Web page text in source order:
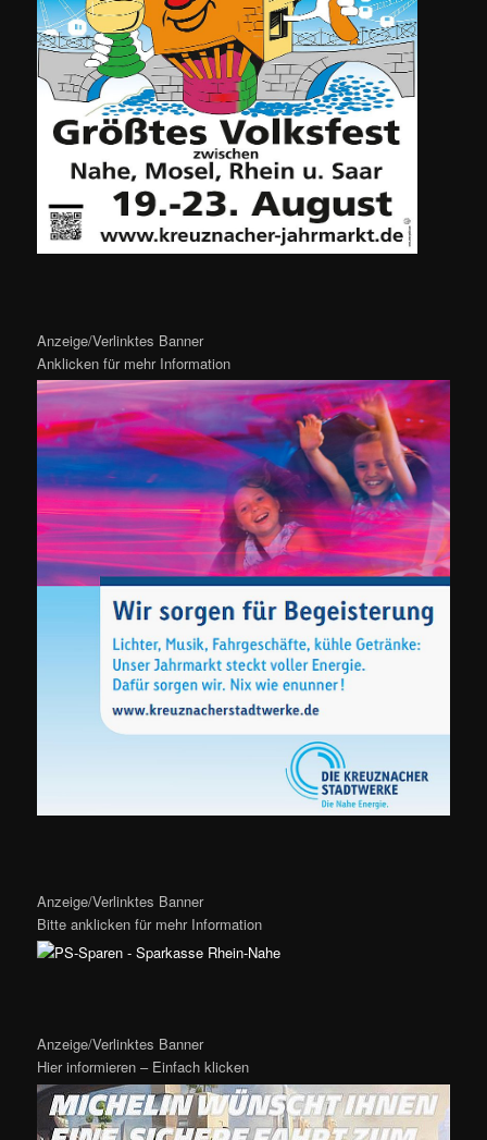
Anzeige/Verlinktes Banner
Anklicken für mehr Information
Anzeige/Verlinktes Banner
Bitte anklicken für mehr Information
Anzeige/Verlinktes Banner
Hier informieren – Einfach klicken